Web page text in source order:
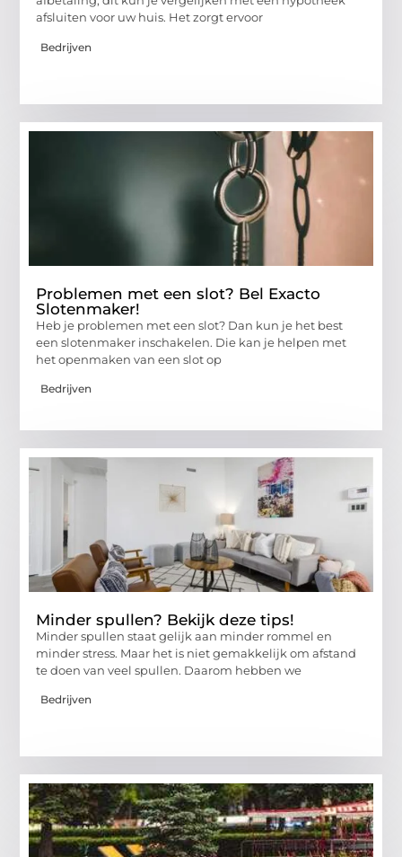
afsluiten voor uw huis. Het zorgt ervoor
Bedrijven
Problemen met een slot? Bel Exacto
Slotenmaker!
Heb je problemen met een slot? Dan kun je het best
een slotenmaker inschakelen. Die kan je helpen met
het openmaken van een slot op
Bedrijven
Minder spullen? Bekijk deze tips!
Minder spullen staat gelijk aan minder rommel en
minder stress. Maar het is niet gemakkelijk om afstand
te doen van veel spullen. Daarom hebben we
Bedrijven